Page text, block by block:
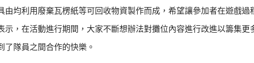
由均利用廢棄瓦楞紙等可回收物資製作而成，希望讓參加者在遊戲過
示，在活動進行期間，大家不斷想辦法對攤位內容進行改進以籌集更
了隊員之間合作的快樂。